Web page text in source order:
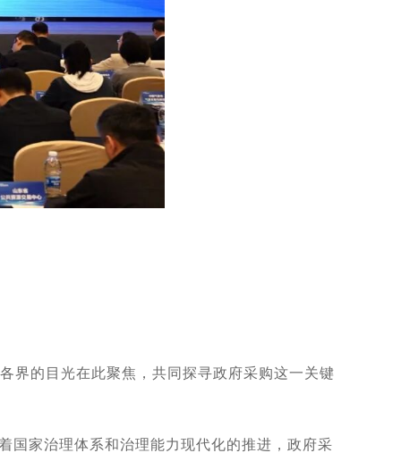
界的目光在此聚焦，共同探寻政府采购这一关键
国家治理体系和治理能力现代化的推进，政府采